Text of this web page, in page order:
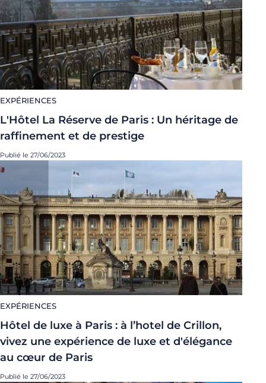
EXPÉRIENCES
L'Hôtel La Réserve de Paris : Un héritage de
raffinement et de prestige
Publié le 27/06/2023
EXPÉRIENCES
Hôtel de luxe à Paris : à l’hotel de Crillon,
vivez une expérience de luxe et d'élégance
au cœur de Paris
Publié le 27/06/2023